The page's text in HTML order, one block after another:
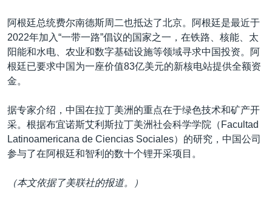
阿根廷总统费尔南德斯周二也抵达了北京。阿根廷是最近于
2022年加入“一带一路”倡议的国家之一，在铁路、核能、太
阳能和水电、农业和数字基础设施等领域寻求中国投资。阿
根廷已要求中国为一座价值83亿美元的新核电站提供全额资
金。
据专家介绍，中国在拉丁美洲的重点在于绿色技术和矿产开
采。根据布宜诺斯艾利斯拉丁美洲社会科学学院（Facultad
Latinoamericana de Ciencias Sociales）的研究，中国公司
参与了在阿根廷和智利的数十个锂开采项目。
（本文依据了美联社的报道。）